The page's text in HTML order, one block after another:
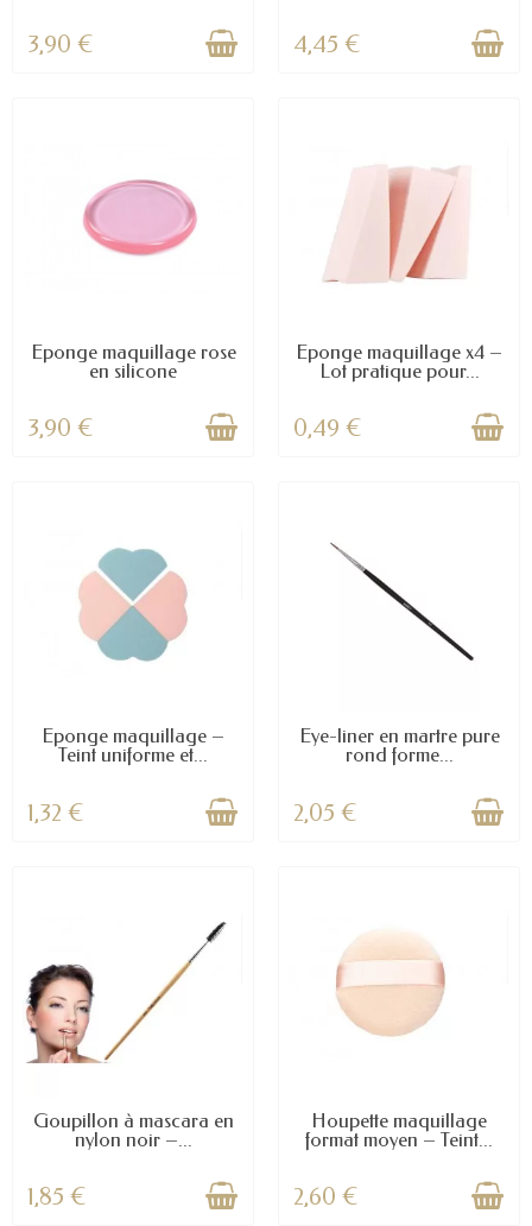
3,90 € 4,45 €
Eponge maquillage rose
en silicone
3,90 €
Éponge maquillage x4 –
Lot pratique pour...
0,49 €
Éponge maquillage –
Teint uniforme et...
1,32 €
Eye-liner en martre pure
rond forme...
2,05 €
Goupillon à mascara en
nylon noir –...
1,85 €
Houpette maquillage
format moyen – Teint...
2,60 €